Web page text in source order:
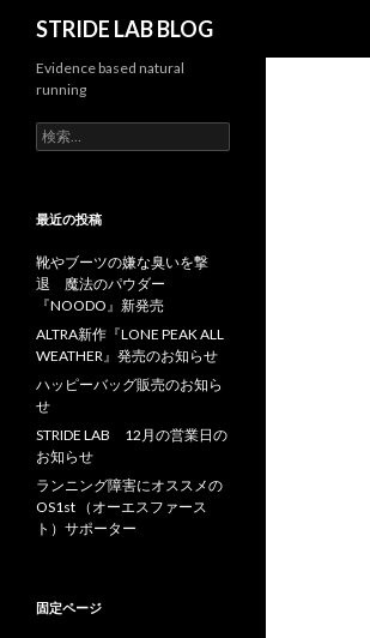
STRIDE LAB BLOG
Evidence based natural
running
検
索
最近の投稿
靴やブーツの嫌な臭いを撃
退 魔法のパウダー
『NOODO』新発売
ALTRA新作『LONE PEAK ALL
WEATHER』発売のお知らせ
ハッピーバッグ販売のお知ら
せ
STRIDE LAB 12月の営業日の
お知らせ
ランニング障害にオススメの
OS1st （オーエスファース
ト）サポーター
固定ページ